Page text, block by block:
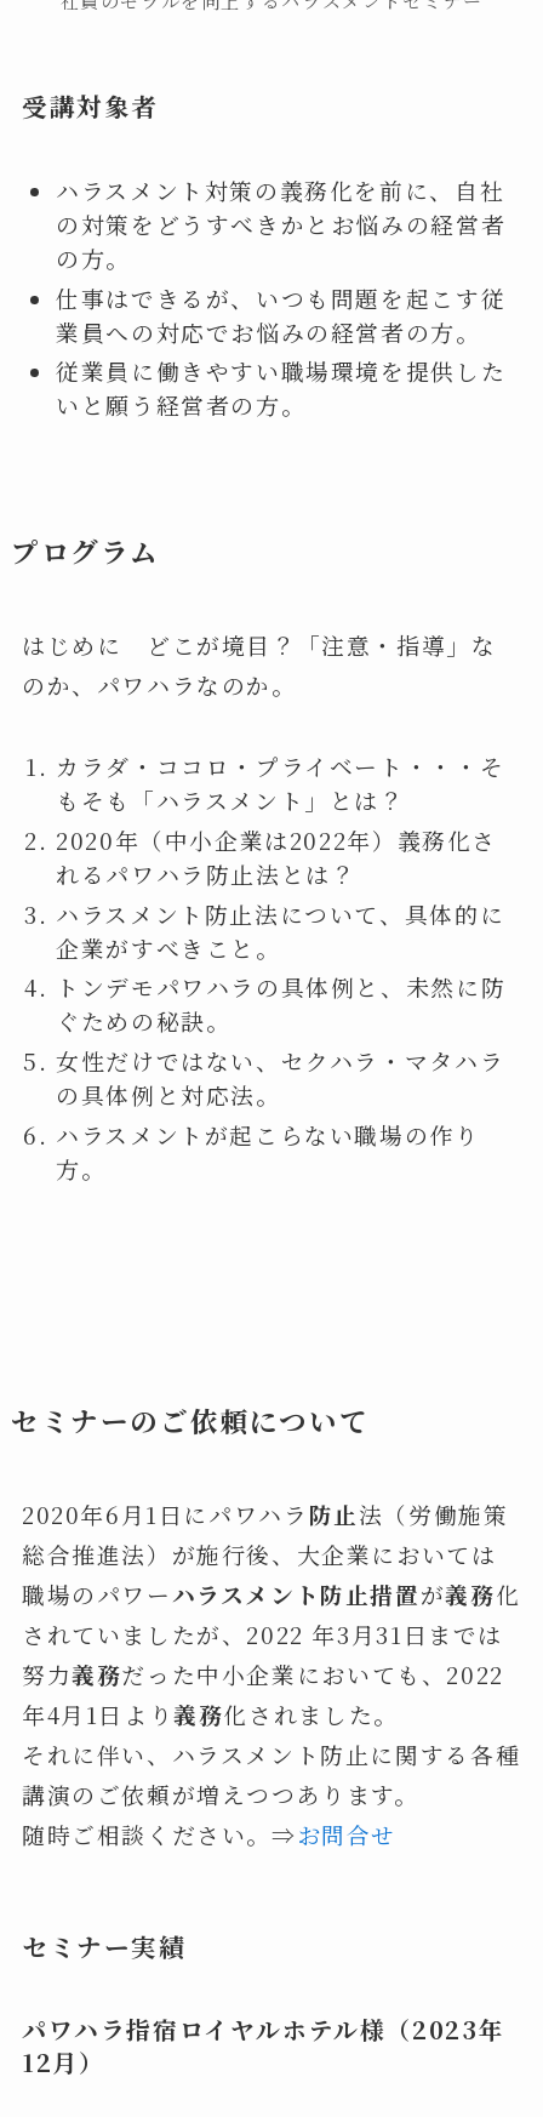
受講対象者
ハラスメント対策の義務化を前に、自社
の対策をどうすべきかとお悩みの経営者
の方。
仕事はできるが、いつも問題を起こす従
業員への対応でお悩みの経営者の方。
従業員に働きやすい職場環境を提供した
いと願う経営者の方。
プログラム
はじめに どこが境目？「注意・指導」な
のか、パワハラなのか。
カラダ・ココロ・プライベート・・・そ
もそも「ハラスメント」とは？
2020年（中小企業は2022年）義務化さ
れるパワハラ防止法とは？
ハラスメント防止法について、具体的に
企業がすべきこと。
トンデモパワハラの具体例と、未然に防
ぐための秘訣。
女性だけではない、セクハラ・マタハラ
の具体例と対応法。
ハラスメントが起こらない職場の作り
方。
セミナーのご依頼について
2020年6月1日にパワハラ 防止法（労働施策
総合推進法）が施行後、大企業においては
職場のパワーハラスメント防止措置が義務化
されていましたが、2022 年3月31日までは
努力義務だった中小企業においても、2022
年4月1日より義務化されました。
それに伴い、ハラスメント防止に関する各種
講演のご依頼が増えつつあります。
随時ご相談ください。⇒お問合せ
セミナー実績
パワハラ指宿ロイヤルホテル様（2023年
12月）